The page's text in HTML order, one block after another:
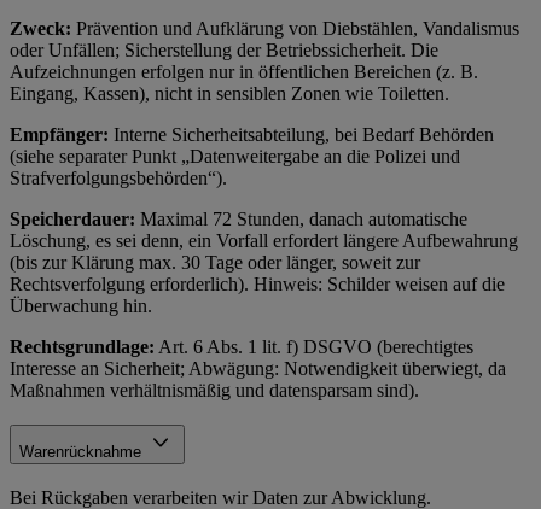
Zweck: Prävention und Aufklärung von Diebstählen, Vandalismus
oder Unfällen; Sicherstellung der Betriebssicherheit. Die
Aufzeichnungen erfolgen nur in öffentlichen Bereichen (z. B.
Eingang, Kassen), nicht in sensiblen Zonen wie Toiletten.
Empfänger: Interne Sicherheitsabteilung, bei Bedarf Behörden
(siehe separater Punkt „Datenweitergabe an die Polizei und
Strafverfolgungsbehörden“).
Speicherdauer: Maximal 72 Stunden, danach automatische
Löschung, es sei denn, ein Vorfall erfordert längere Aufbewahrung
(bis zur Klärung max. 30 Tage oder länger, soweit zur
Rechtsverfolgung erforderlich). Hinweis: Schilder weisen auf die
Überwachung hin.
Rechtsgrundlage: Art. 6 Abs. 1 lit. f) DSGVO (berechtigtes
Interesse an Sicherheit; Abwägung: Notwendigkeit überwiegt, da
Maßnahmen verhältnismäßig und datensparsam sind).
Warenrücknahme
Bei Rückgaben verarbeiten wir Daten zur Abwicklung.